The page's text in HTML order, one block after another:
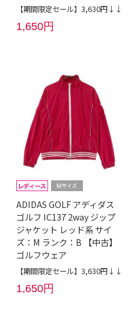
【期間限定セール】3,630円↓↓
1,650円
ADIDAS GOLF アディダス
ゴルフ IC137 2way ジップ
ジャケット レッド系 サイ
ズ：M ランク：B 【中古】
ゴルフウェア
【期間限定セール】3,630円↓↓
1,650円